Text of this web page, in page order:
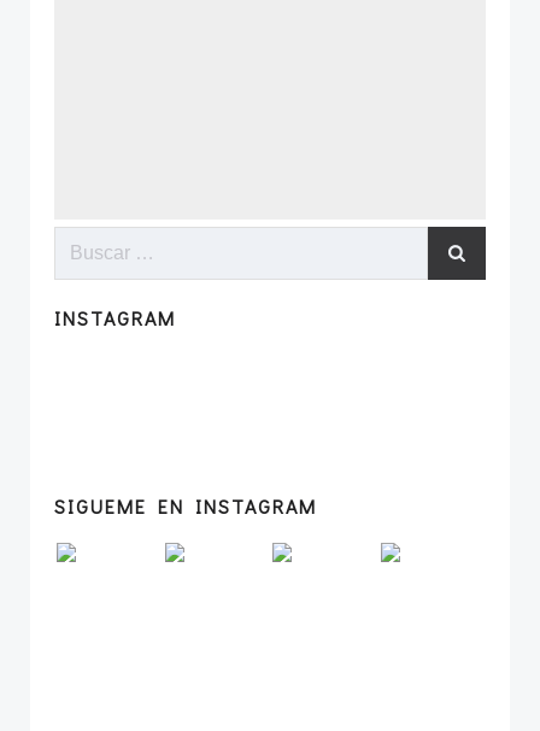
Buscar:
INSTAGRAM
SIGUEME EN INSTAGRAM